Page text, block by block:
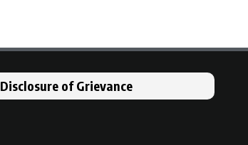
Disclosure of Grievance